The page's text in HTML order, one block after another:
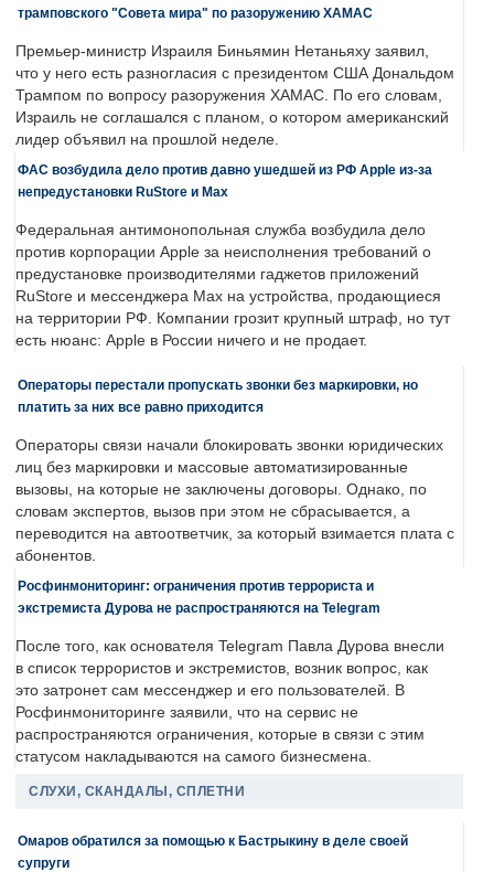
трамповского "Совета мира" по разоружению ХАМАС
Премьер-министр Израиля Биньямин Нетаньяху заявил,
что у него есть разногласия с президентом США Дональдом
Трампом по вопросу разоружения ХАМАС. По его словам,
Израиль не соглашался с планом, о котором американский
лидер объявил на прошлой неделе.
ФАС возбудила дело против давно ушедшей из РФ Apple из-за
непредустановки RuStore и Max
Федеральная антимонопольная служба возбудила дело
против корпорации Apple за неисполнения требований о
предустановке производителями гаджетов приложений
RuStore и мессенджера Max на устройства, продающиеся
на территории РФ. Компании грозит крупный штраф, но тут
есть нюанс: Apple в России ничего и не продает.
Операторы перестали пропускать звонки без маркировки, но
платить за них все равно приходится
Операторы связи начали блокировать звонки юридических
лиц без маркировки и массовые автоматизированные
вызовы, на которые не заключены договоры. Однако, по
словам экспертов, вызов при этом не сбрасывается, а
переводится на автоответчик, за который взимается плата с
абонентов.
Росфинмониторинг: ограничения против террориста и
экстремиста Дурова не распространяются на Telegram
После того, как основателя Telegram Павла Дурова внесли
в список террористов и экстремистов, возник вопрос, как
это затронет сам мессенджер и его пользователей. В
Росфинмониторинге заявили, что на сервис не
распространяются ограничения, которые в связи с этим
статусом накладываются на самого бизнесмена.
СЛУХИ, СКАНДАЛЫ, СПЛЕТНИ
Омаров обратился за помощью к Бастрыкину в деле своей
супруги